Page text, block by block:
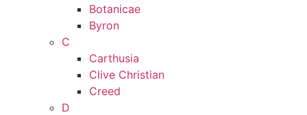
Botanicae
Byron
C
Carthusia
Clive Christian
Creed
D